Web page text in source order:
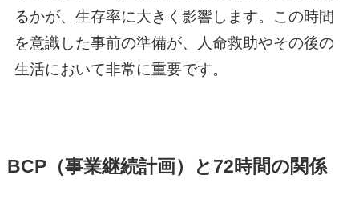
るかが、生存率に大きく影響します。この時間
を意識した事前の準備が、人命救助やその後の
生活において非常に重要です。
BCP（事業継続計画）と72時間の関係